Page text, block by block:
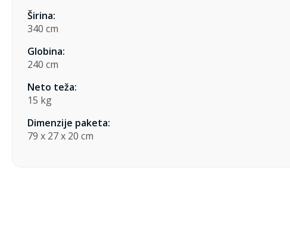
Širina:
340 cm
Globina:
240 cm
Neto teža:
15 kg
Dimenzije paketa:
79 x 27 x 20 cm